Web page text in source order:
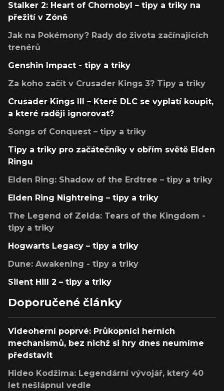
Stalker 2: Heart of Chornobyl – tipy a triky na
přežití v Zóně
Jak na Pokémony? Rady do života začínajících
trenérů
Genshin Impact - tipy a triky
Za koho začít v Crusader Kings 3? Tipy a triky
Crusader Kings III – Které DLC se vyplatí koupit,
a které raději ignorovat?
Songs of Conquest – tipy a triky
Tipy a triky pro začátečníky v obřím světě Elden
Ringu
Elden Ring: Shadow of the Erdtree – tipy a triky
Elden Ring Nightreing – tipy a triky
The Legend of Zelda: Tears of the Kingdom -
tipy a triky
Hogwarts Legacy – tipy a triky
Dune: Awakening - tipy a triky
Silent Hill 2 – tipy a triky
Doporučené články
Videoherní poprvé: Průkopníci herních
mechanismů, bez nichž si hry dnes neumíme
představit
Hideo Kodžima: Legendární vývojář, který 40
let nešlápnul vedle